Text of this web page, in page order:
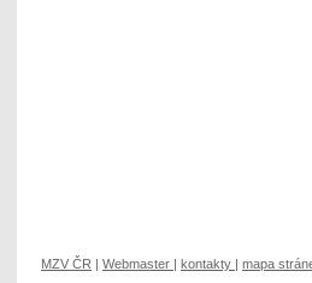
MZV ČR | Webmaster | kontakty | mapa